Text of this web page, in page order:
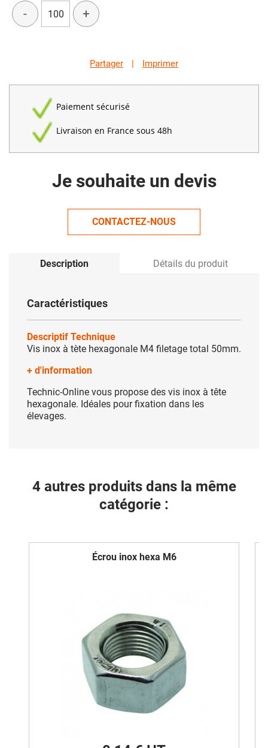
- +
Partager | Imprimer
Paiement sécurisé
Livraison en France sous 48h
Je souhaite un devis
CONTACTEZ-NOUS
Description Détails du produit
Caractéristiques
Descriptif Technique
Vis inox à tète hexagonale M4 filetage total 50mm.
+ d'information
Technic-Online vous propose des vis inox à tête
hexagonale. Idéales pour fixation dans les
élevages.
4 autres produits dans la même
catégorie :
Écrou inox hexa M6